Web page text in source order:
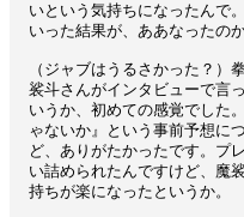
いという気持ちになったんで
いった結果が、ああなったの
（ジャブはうるさかった？）
裟斗さんがインタビューで言
いうか、初めての感覚でした
ゃないか』という事前予想に
ど、ありがたかったです。プ
い詰められたんですけど、魔
持ちが楽になったというか。